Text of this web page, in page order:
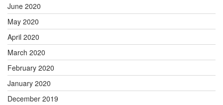
June 2020
May 2020
April 2020
March 2020
February 2020
January 2020
December 2019